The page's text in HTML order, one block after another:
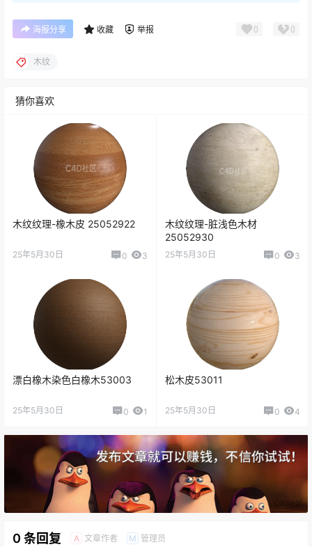
海报分享 收藏 举报 0 0
木纹
猜你喜欢
木纹纹理-橡木皮 25052922
25年5月30日 0 3
木纹纹理-脏浅色木材
25052930
25年5月30日 0 3
漂白橡木染色白橡木53003
25年5月30日 0 1
松木皮53011
25年5月30日 0 4
0 条回复 A 文章作者 M 管理员